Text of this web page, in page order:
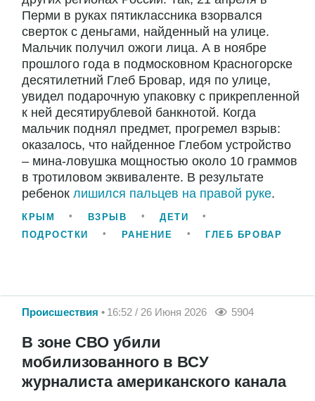
Перми в руках пятиклассника взорвался
сверток с деньгами, найденный на улице.
Мальчик получил ожоги лица. А в ноябре
прошлого года в подмосковном Красногорске
десятилетний Глеб Бровар, идя по улице,
увидел подарочную упаковку с прикрепленной
к ней десятирублевой банкнотой. Когда
мальчик поднял предмет, прогремел взрыв:
оказалось, что найденное Глебом устройство
– мина-ловушка мощностью около 10 граммов
в тротиловом эквиваленте. В результате
ребенок лишился пальцев на правой руке.
КРЫМ ВЗРЫВ
ДЕТИ
ПОДРОСТКИ
РАНЕНИЕ ГЛЕБ БРОВАР
Происшествия 16:52 / 26 Июня 2026 5904
В зоне СВО убили
мобилизованного в ВСУ
журналиста американского канала